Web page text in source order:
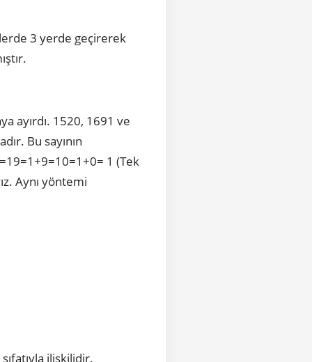
ayırdı. 1520, 1691 ve
Bu sayının
1 (Tek
Aynı yöntemi
ilişkilidir.